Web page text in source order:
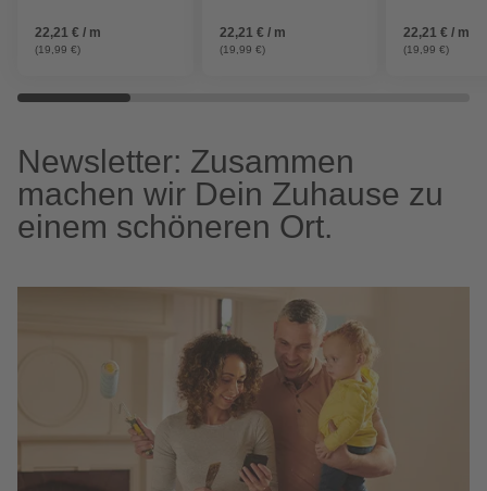
22,21 € / m
(19,99 €)
22,21 € / m
(19,99 €)
22,21 € / m
(19,99 €)
Newsletter: Zusammen
machen wir Dein Zuhause zu
einem schöneren Ort.